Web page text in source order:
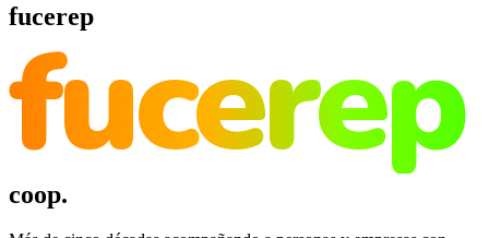
fucerep
fucerep
coop.